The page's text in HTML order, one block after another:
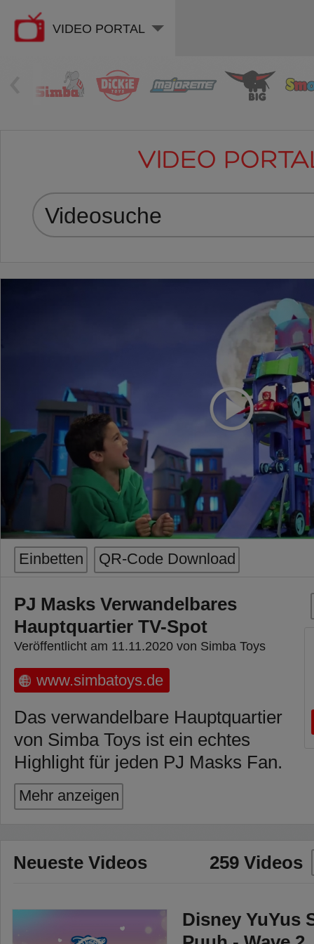
VIDEO PORTAL
VIDEO
Einbetten QR-Code Download
PJ Masks Verwandelbares
Hauptquartier TV-Spot
Veröffentlicht am 11.11.2020 von Simba Toys
www.simbatoys.de
Das verwandelbare Hauptquartier
von Simba Toys ist ein echtes
Highlight für jeden PJ Masks Fan.
Besonders hervorzuheben ist die
2in1 Funktion. Der große PJ
verwandelt sich von einem Auto in
ein gigantisches 90cm großes
mit vielen Funktionen und fünf
Mehr anzeigen
Neueste Videos 259 Videos
Disney YuYus